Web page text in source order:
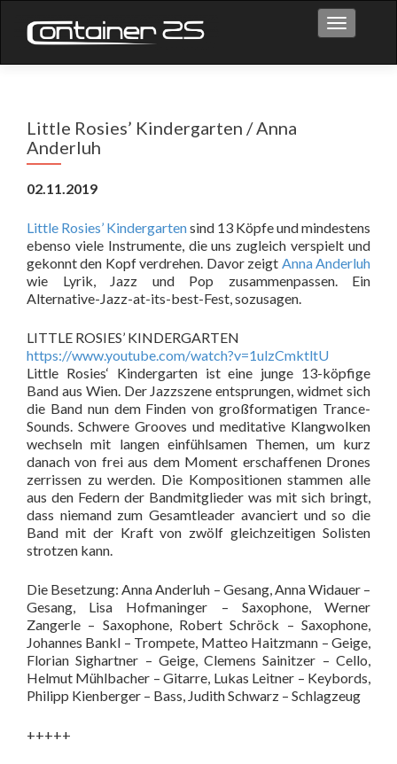
Toggle
Little Rosies’ Kindergarten / Anna
Anderluh
02.11.2019
Little Rosies’ Kindergartensind 13 Köpfe und mindestens
ebenso viele Instrumente, die uns zugleich verspielt und
gekonnt den Kopf verdrehen. Davor zeigt Anna Anderluh
wie Lyrik, Jazz und Pop zusammenpassen. Ein
Alternative-Jazz-at-its-best-Fest, sozusagen.
LITTLE ROSIES’ KINDERGARTEN
https://www.youtube.com/watch?v=1ulzCmktltU
Little Rosies‘ Kindergarten ist eine junge 13-köpfige
Band aus Wien. Der Jazzszene entsprungen, widmet sich
die Band nun dem Finden von großformatigen Trance-
Sounds. Schwere Grooves und meditative Klangwolken
wechseln mit langen einfühlsamen Themen, um kurz
danach von frei aus dem Moment erschaffenen Drones
zerrissen zu werden. Die Kompositionen stammen alle
aus den Federn der Bandmitglieder was mit sich bringt,
dass niemand zum Gesamtleader avanciert und so die
Band mit der Kraft von zwölf gleichzeitigen Solisten
strotzen kann.
Die Besetzung: Anna Anderluh – Gesang, Anna Widauer –
Gesang, Lisa Hofmaninger – Saxophone, Werner
Zangerle – Saxophone, Robert Schröck – Saxophone,
Johannes Bankl – Trompete, Matteo Haitzmann – Geige,
Florian Sighartner – Geige, Clemens Sainitzer – Cello,
Helmut Mühlbacher – Gitarre, Lukas Leitner – Keybords,
Philipp Kienberger – Bass, Judith Schwarz – Schlagzeug
+++++